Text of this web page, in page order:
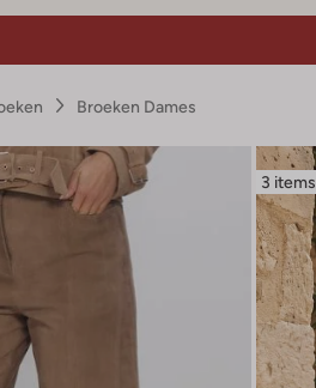
Broeken Dames
3 items